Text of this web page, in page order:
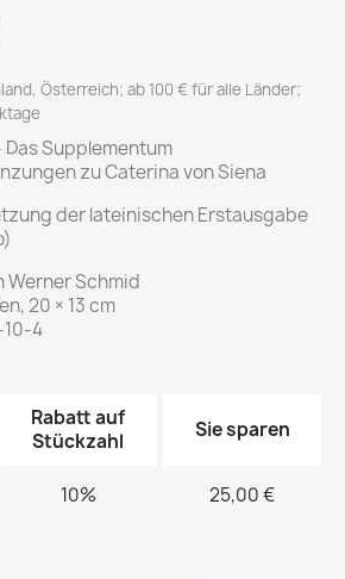
Österreich; ab 100 € für alle Länder;
Supplementum
zu Caterina von Siena
der lateinischen Erstausgabe
Werner Schmid
20 × 13 cm
10-4
Rabatt auf
Stückzahl
Sie sparen
10% 25,00 €